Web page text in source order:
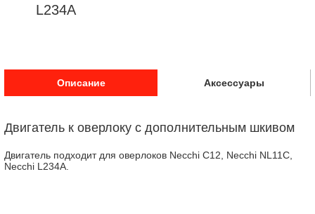
L234A
Описание Аксессуары
Двигатель к оверлоку с дополнительным шкивом
Двигатель подходит для оверлоков Necchi C12, Necchi NL11C,
Necchi L234A.